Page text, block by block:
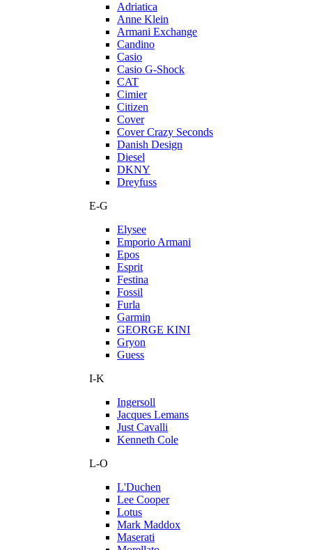
Adriatica
Anne Klein
Armani Exchange
Candino
Casio
Casio G-Shock
CAT
Cimier
Citizen
Cover
Cover Crazy Seconds
Danish Design
Diesel
DKNY
Dreyfuss
E-G
Elysee
Emporio Armani
Epos
Esprit
Festina
Fossil
Furla
Garmin
GEORGE KINI
Gryon
Guess
I-K
Ingersoll
Jacques Lemans
Just Cavalli
Kenneth Cole
L-O
L'Duchen
Lee Cooper
Lotus
Mark Maddox
Maserati